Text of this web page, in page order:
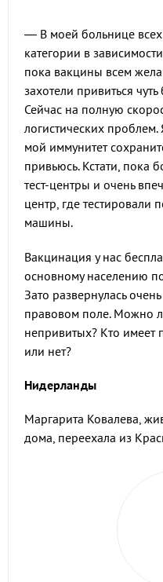
— В моей больнице всех
категории в
пока вакцины всем
захотели привиться
Сейчас на полную
логистических
мой иммунитет
привьюсь. Кстати, пока
тест-центры и очень
центр, где тестировали
машины.
Вакцинация у нас
основному населению
Зато развернулась
правовом поле. Можно
непривитых? Кто имеет
или нет?
Нидерланды
Маргарита Ковалева,
дома, переехала из